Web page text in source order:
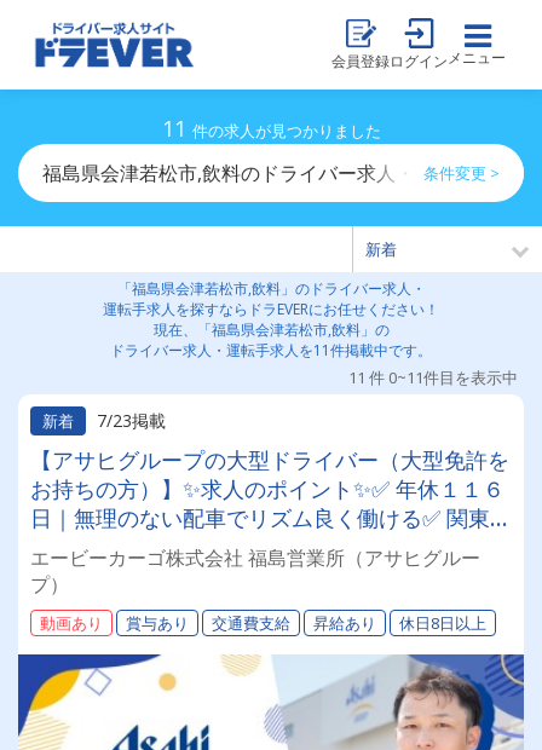
会員登録ログイン メニュー
11 件の求人が見つかりました
福島県会津若松市,飲料のドライバー求人・運転手求人一
条件変更 >
「福島県会津若松市,飲料」のドライバー求人・
運転手求人を探すならドラEVERにお任せください！
現在、「福島県会津若松市,飲料」の
ドライバー求人・運転手求人を11件掲載中です。
11 件 0~11件目を表示中
新着
7/23掲載
【アサヒグループの大型ドライバー（大型免許を
お持ちの方）】✨求人のポイント✨✅ 年休１１６
日｜無理のない配車でリズム良く働ける✅ 関東圏
が中心｜１日1～2件の工場・センター間輸送✅
作業負担軽減｜パレット中心だから運転に集中で
きる✅ 徹底した運管｜デジタコ×動態管理で安全
を第一に✅ 大手グループ｜福利厚生の充実、退職
金や賞与あり
エービーカーゴ株式会社 福島営業所（アサヒグルー
プ）
動画あり 賞与あり 交通費支給 昇給あり 休日8日以上